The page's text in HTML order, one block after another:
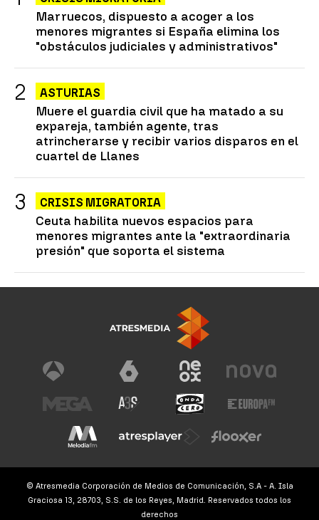
Marruecos, dispuesto a acoger a los
menores migrantes si España elimina los
"obstáculos judiciales y administrativos"
ASTURIAS
Muere el guardia civil que ha matado a su
expareja, también agente, tras
atrincherarse y recibir varios disparos en el
cuartel de Llanes
CRISIS MIGRATORIA
Ceuta habilita nuevos espacios para
menores migrantes ante la "extraordinaria
presión" que soporta el sistema
© Atresmedia Corporación de Medios de Comunicación, S.A - A. Isla
Graciosa 13, 28703, S.S. de los Reyes, Madrid. Reservados todos los
derechos